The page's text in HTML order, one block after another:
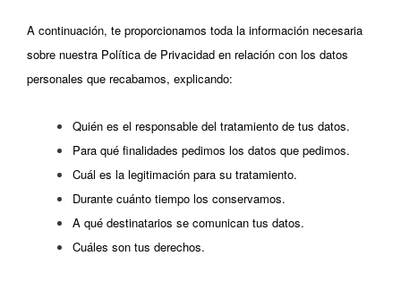
A continuación, te proporcionamos toda la información necesaria
sobre nuestra Política de Privacidad en relación con los datos
personales que recabamos, explicando:
Quién es el responsable del tratamiento de tus datos.
Para qué finalidades pedimos los datos que pedimos.
Cuál es la legitimación para su tratamiento.
Durante cuánto tiempo los conservamos.
A qué destinatarios se comunican tus datos.
Cuáles son tus derechos.